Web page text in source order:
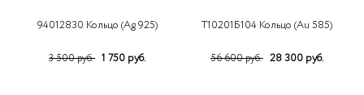
94012830 Кольцо (Ag 925)
3 500 руб. 1 750 руб.
Т10201Б104 Кольцо (Au 585)
56 600 руб. 28 300 руб.